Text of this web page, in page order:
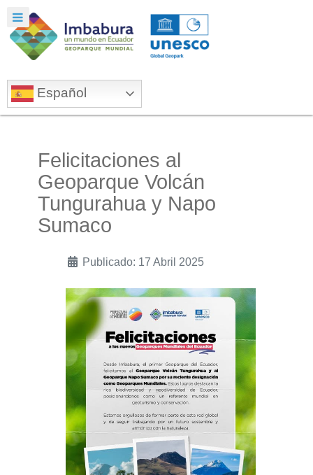
Español
Felicitaciones al
Geoparque Volcán
Tungurahua y Napo
Sumaco
Publicado: 17 Abril 2025